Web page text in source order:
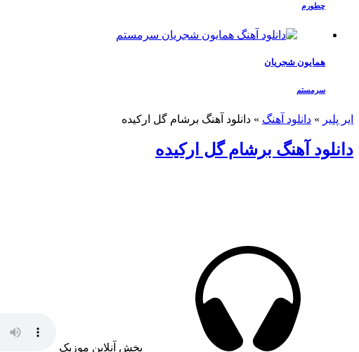
چطورم
همایون شجریان
سرمستم
ایر پلیر » دانلود آهنگ » دانلود آهنگ برشام گل ارکیده
دانلود آهنگ برشام گل ارکیده
پخش آنلاین موزیک